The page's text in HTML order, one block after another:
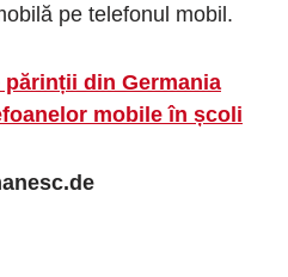
pe telefonul mobil.
din Germania
mobile în școli